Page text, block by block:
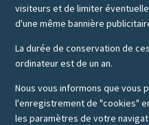
visiteurs et de limiter
d'une même bannière
La durée de conservation de
ordinateur est de un an.
Nous vous informons que vous
l'enregistrement de "cookies"
les paramètres de votre